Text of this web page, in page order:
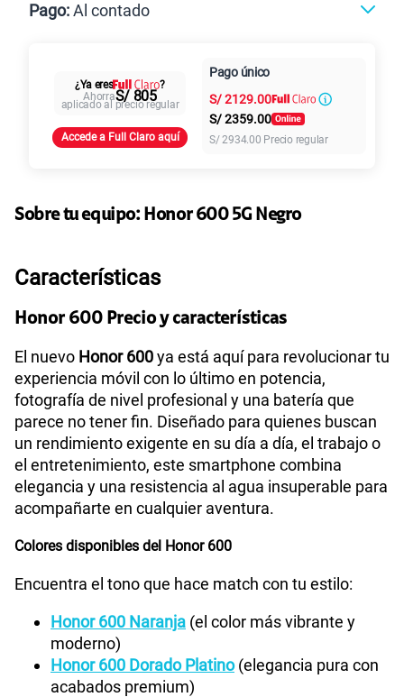
Paga solo
125GBen alta velocidad
79.90
155 GBen alta velocidad
110GBen alta velocidad
Paga solo
Paga solo
175GBen alta velocidad
S/159.90
Paga solo
185GB en alta velocidad
S/ 189.90
200GBen alta velocidad
Ver menos planes
Pago:Al contado
Al contado Cuotas Claro
intereses
¿Ya eres
?
AhorraS/ 805
aplicado al precio regular
Accede a Full Claro aquí
Pago único
S/2129.00
S/2359.00
S/2934.00 Precio regular
Sobre tu equipo: Honor 600 5G Negro
Características
Honor 600 Precio y características
El nuevo Honor 600ya está aquí para revolucionar tu
experiencia móvil con lo último en potencia,
fotografía de nivel profesional y una batería que
parece no tener fin. Diseñado para quienes buscan
un rendimiento exigente en su día a día, el trabajo o
el entretenimiento, este smartphone combina
elegancia y una resistencia al agua insuperable para
acompañarte en cualquier aventura.
Colores disponibles del Honor 600
Encuentra el tono que hace match con tu estilo:
Honor 600 Naranja (el color más vibrante y
moderno)
Honor 600 Dorado Platino(elegancia pura con
acabados premium)